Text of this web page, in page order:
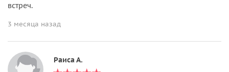
встреч.
3 месяца назад
Раиса А.